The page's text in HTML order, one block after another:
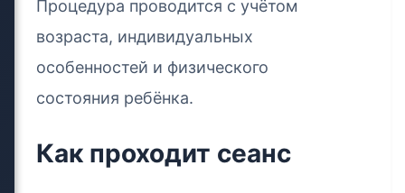
Процедура проводится с учётом
возраста, индивидуальных
особенностей и физического
состояния ребёнка.
Как проходит сеанс